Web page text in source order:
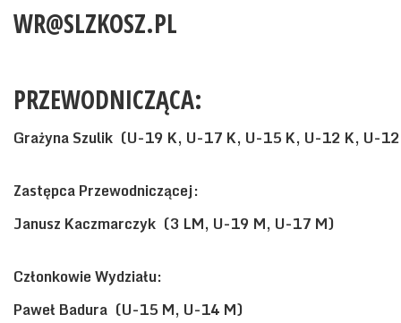
WR@SLZKOSZ.PL
PRZEWODNICZĄCA:
Grażyna Szulik (U-19 K, U-17 K, U-15 K, U-12 K, U-
Zastępca Przewodniczącej:
Janusz Kaczmarczyk (3 LM, U-19 M, U-17 M)
Członkowie Wydziału:
Paweł Badura (U-15 M, U-14 M)